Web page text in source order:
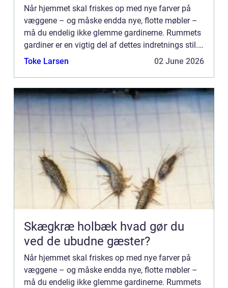
Når hjemmet skal friskes op med nye farver på
væggene – og måske endda nye, flotte møbler –
må du endelig ikke glemme gardinerne. Rummets
gardiner er en vigtig del af dettes indretnings stil.
Passer gardiner eller persienner ikke til resten af
Toke Larsen 02 June 2026
Skægkræ holbæk hvad gør du
ved de ubudne gæster?
Når hjemmet skal friskes op med nye farver på
væggene – og måske endda nye, flotte møbler –
må du endelig ikke glemme gardinerne. Rummets